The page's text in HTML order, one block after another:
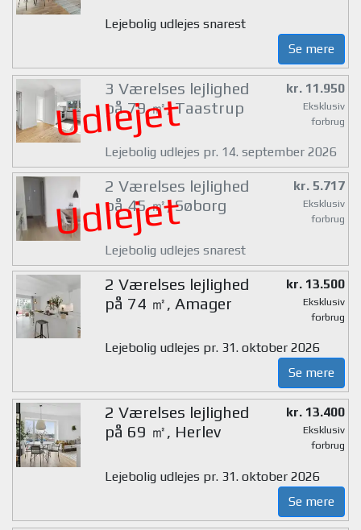
Lejebolig udlejes snarest
Se mere
Udlejet
3 Værelses lejlighed
på 79 ㎡, Taastrup
kr. 11.950
Eksklusiv
forbrug
Lejebolig udlejes pr. 14. september 2026
Udlejet
2 Værelses lejlighed
på 45 ㎡, Søborg
kr. 5.717
Eksklusiv
forbrug
Lejebolig udlejes snarest
2 Værelses lejlighed
på 74 ㎡, Amager
kr. 13.500
Eksklusiv
forbrug
Lejebolig udlejes pr. 31. oktober 2026
Se mere
2 Værelses lejlighed
på 69 ㎡, Herlev
kr. 13.400
Eksklusiv
forbrug
Lejebolig udlejes pr. 31. oktober 2026
Se mere